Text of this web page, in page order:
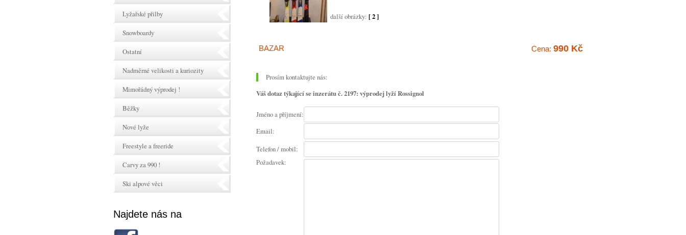
další obrázky: [ 2 ]
BAZAR Cena: 990 Kč
Prosím kontaktujte nás:
Váš dotaz týkající se inzerátu č. 2197: výprodej lyží Rossignol
Jméno a příjmení:
Email:
Telefon / mobil:
Požadavek:
Lyžařské přilby
Snowboardy
Ostatní
Nadměrné velikosti a kuriozity
Mimořádný výprodej !
Běžky
Nové lyže
Freestyle a freeride
Carvy za 990 !
Ski alpové věci
Najdete nás na